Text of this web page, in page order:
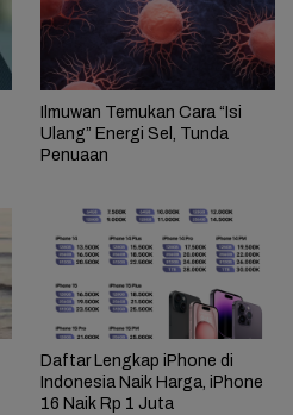
Ilmuwan Temukan Cara “Isi
Ulang” Energi Sel, Tunda
Penuaan
Daftar Lengkap iPhone di
Indonesia Naik Harga, iPhone
16 Naik Rp 1 Juta